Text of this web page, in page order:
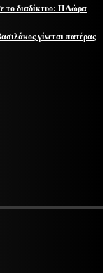
το διαδίκτυο: Η Δώρα
γίνεται πατέρας